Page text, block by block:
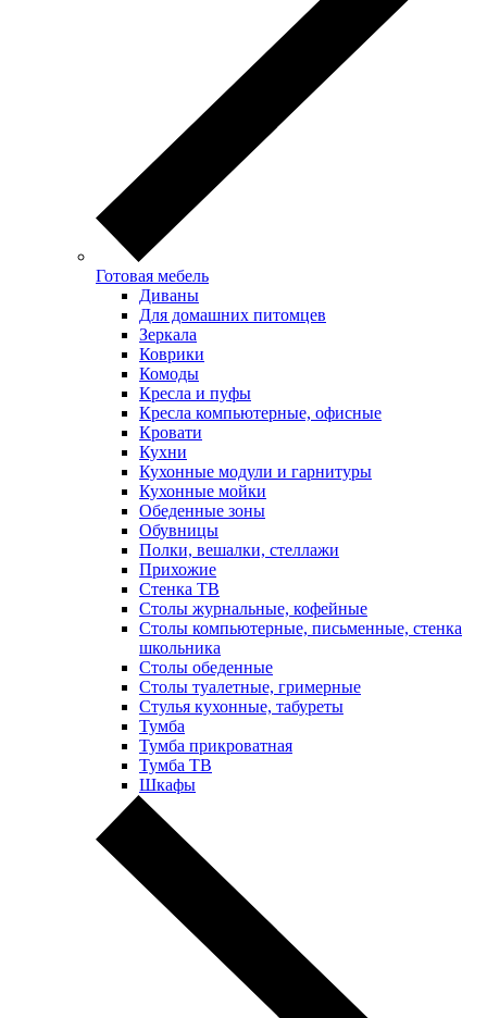
Готовая мебель
Диваны
Для домашних питомцев
Зеркала
Коврики
Комоды
Кресла и пуфы
Кресла компьютерные, офисные
Кровати
Кухни
Кухонные модули и гарнитуры
Кухонные мойки
Обеденные зоны
Обувницы
Полки, вешалки, стеллажи
Прихожие
Стенка ТВ
Столы журнальные, кофейные
Столы компьютерные, письменные, стенка
школьника
Столы обеденные
Столы туалетные, гримерные
Стулья кухонные, табуреты
Тумба
Тумба прикроватная
Тумба ТВ
Шкафы